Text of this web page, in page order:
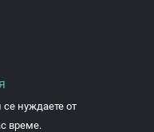
се нуждаете от
време.